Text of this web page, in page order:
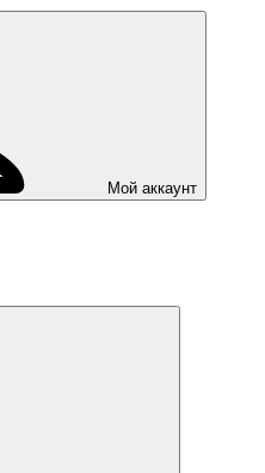
Мой аккаунт